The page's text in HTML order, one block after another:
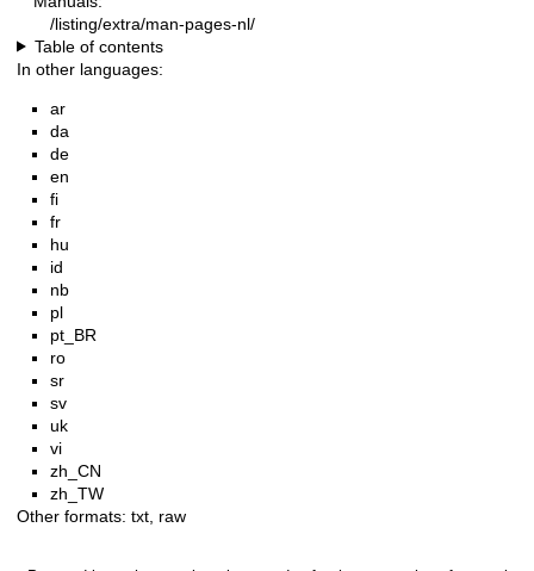
/listing/extra/man-pages-nl/
Table of contents
In other languages:
ar
da
de
en
fi
fr
hu
id
nb
pl
pt_BR
ro
sr
sv
uk
vi
zh_CN
zh_TW
Other formats: txt raw